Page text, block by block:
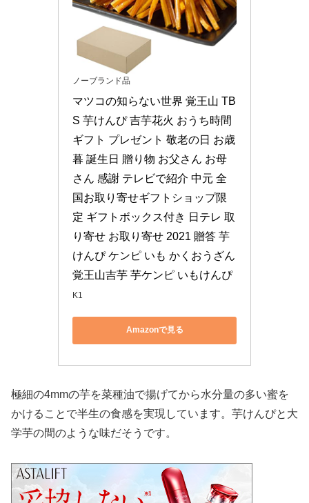
ノーブランド品
マツコの知らない世界 覚王山 TB
S 芋けんぴ 吉芋花火 おうち時間
ギフト プレゼント 敬老の日 お歳
暮 誕生日 贈り物 お父さん お母
さん 感謝 テレビで紹介 中元 全
国お取り寄せギフトショップ限
定 ギフトボックス付き 日テレ 取
り寄せ お取り寄せ 2021 贈答 芋
けんぴ ケンピ いも かくおうざん
覚王山吉芋 芋ケンピ いもけんぴ
K1
Amazonで見る
極細の4mmの芋を菜種油で揚げてから水分量の多い蜜を
かけることで半生の食感を実現しています。芋けんぴと大
学芋の間のような味だそうです。